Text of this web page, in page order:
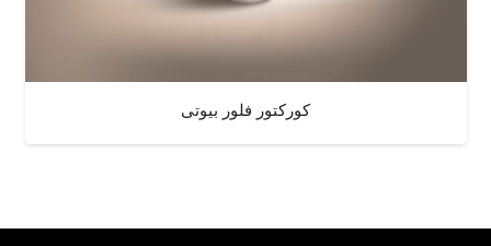
کورکتور فلور بیوتی